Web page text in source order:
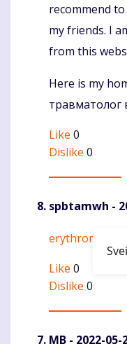
recommend to
my friends. I
from this
Here is my
травматолог
Like 0
Dislike 0
spbtamwh -
Komentaras
erythromycin
Like 0
Dislike 0
MB - 2022-05-